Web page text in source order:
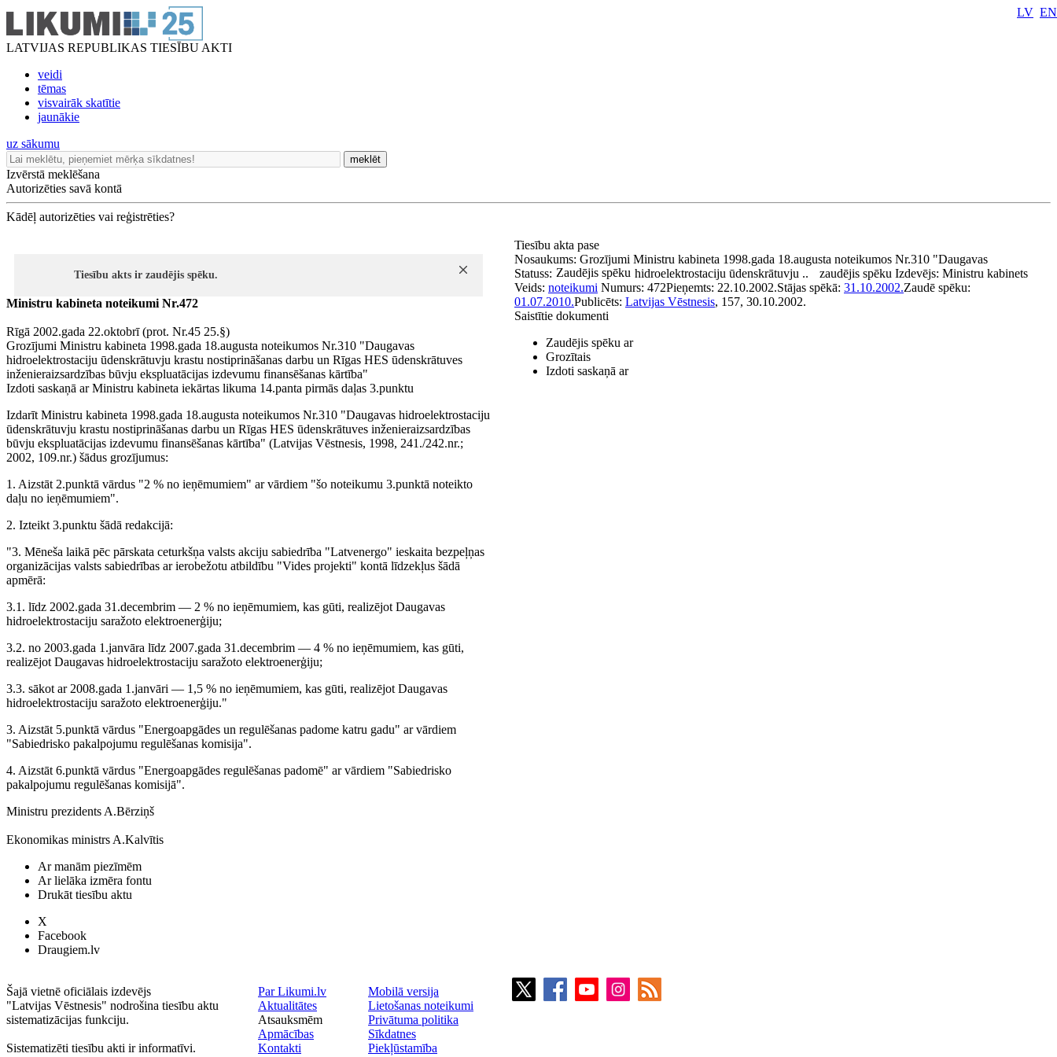
LATVIJAS REPUBLIKAS TIESĪBU AKTI
veidi
tēmas
visvairāk skatītie
jaunākie
LV EN
uz sākumu
meklēt
Izvērstā meklēšana
Autorizēties savā kontā
Kādēļ autorizēties vai reģistrēties?
Tiesību akts ir zaudējis spēku.
Ministru kabineta noteikumi Nr.472
Rīgā 2002.gada 22.oktobrī (prot. Nr.45 25.§)
Grozījumi Ministru kabineta 1998.gada 18.augusta noteikumos Nr.310 "Daugavas
hidroelektrostaciju ūdenskrātuvju krastu nostiprināšanas darbu un Rīgas HES ūdenskrātuves
inženieraizsardzības būvju ekspluatācijas izdevumu finansēšanas kārtība"
Izdoti saskaņā ar Ministru kabineta iekārtas likuma 14.panta pirmās daļas 3.punktu
Izdarīt Ministru kabineta 1998.gada 18.augusta noteikumos Nr.310 "Daugavas hidroelektrostaciju
ūdenskrātuvju krastu nostiprināšanas darbu un Rīgas HES ūdenskrātuves inženieraizsardzības
būvju ekspluatācijas izdevumu finansēšanas kārtība" (Latvijas Vēstnesis, 1998, 241./242.nr.;
2002, 109.nr.) šādus grozījumus:
1. Aizstāt 2.punktā vārdus "2 % no ieņēmumiem" ar vārdiem "šo noteikumu 3.punktā noteikto
daļu no ieņēmumiem".
2. Izteikt 3.punktu šādā redakcijā:
"3. Mēneša laikā pēc pārskata ceturkšņa valsts akciju sabiedrība "Latvenergo" ieskaita bezpeļņas
organizācijas valsts sabiedrības ar ierobežotu atbildību "Vides projekti" kontā līdzekļus šādā
apmērā:
3.1. līdz 2002.gada 31.decembrim — 2 % no ieņēmumiem, kas gūti, realizējot Daugavas
hidroelektrostaciju saražoto elektroenerģiju;
3.2. no 2003.gada 1.janvāra līdz 2007.gada 31.decembrim — 4 % no ieņēmumiem, kas gūti,
realizējot Daugavas hidroelektrostaciju saražoto elektroenerģiju;
3.3. sākot ar 2008.gada 1.janvāri — 1,5 % no ieņēmumiem, kas gūti, realizējot Daugavas
hidroelektrostaciju saražoto elektroenerģiju."
3. Aizstāt 5.punktā vārdus "Energoapgādes un regulēšanas padome katru gadu" ar vārdiem
"Sabiedrisko pakalpojumu regulēšanas komisija".
4. Aizstāt 6.punktā vārdus "Energoapgādes regulēšanas padomē" ar vārdiem "Sabiedrisko
pakalpojumu regulēšanas komisijā".
Ministru prezidents A.Bērziņš
Ekonomikas ministrs A.Kalvītis
Tiesību akta pase
Nosaukums: Grozījumi Ministru kabineta 1998.gada 18.augusta noteikumos Nr.310 "Daugavas
hidroelektrostaciju ūdenskrātuvju ..
Statuss: Zaudējis spēku zaudējis spēku Izdevējs: Ministru kabinets
Veids: noteikumi Numurs: 472Pieņemts: 22.10.2002.Stājas spēkā: 31.10.2002.Zaudē spēku:
01.07.2010.Publicēts: Latvijas Vēstnesis, 157, 30.10.2002.
Saistītie dokumenti
Zaudējis spēku ar
Grozītais
Izdoti saskaņā ar
Ar manām piezīmēm
Ar lielāka izmēra fontu
Drukāt tiesību aktu
X
Facebook
Draugiem.lv
Šajā vietnē oficiālais izdevējs
"Latvijas Vēstnesis" nodrošina tiesību aktu
sistematizācijas funkciju.
Sistematizēti tiesību akti ir informatīvi.
Par Likumi.lv
Aktualitātes
Atsauksmēm
Apmācības
Kontakti
Mobilā versija
Lietošanas noteikumi
Privātuma politika
Sīkdatnes
Piekļūstamība